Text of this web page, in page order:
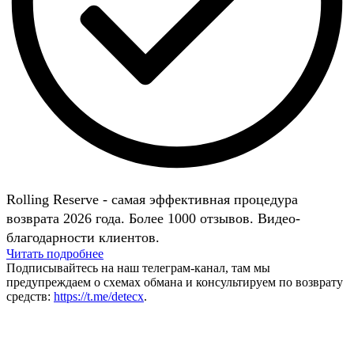
Rolling Reserve - самая эффективная процедура
возврата 2026 года. Более 1000 отзывов. Видео-
благодарности клиентов.
Читать подробнее
Подписывайтесь на наш телеграм-канал, там мы
предупреждаем о схемах обмана и консультируем по возврату
средств: https://t.me/detecx.